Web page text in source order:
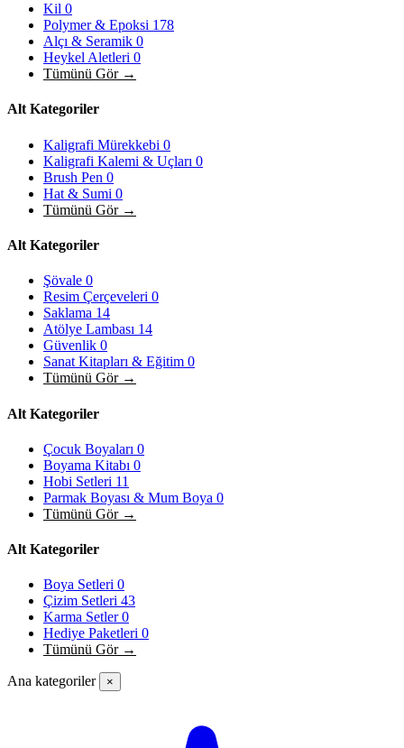
Kil 0
Polymer & Epoksi 178
Alçı & Seramik 0
Heykel Aletleri 0
Tümünü Gör →
Alt Kategoriler
Kaligrafi Mürekkebi 0
Kaligrafi Kalemi & Uçları 0
Brush Pen 0
Hat & Sumi 0
Tümünü Gör →
Alt Kategoriler
Şövale 0
Resim Çerçeveleri 0
Saklama 14
Atölye Lambası 14
Güvenlik 0
Sanat Kitapları & Eğitim 0
Tümünü Gör →
Alt Kategoriler
Çocuk Boyaları 0
Boyama Kitabı 0
Hobi Setleri 11
Parmak Boyası & Mum Boya 0
Tümünü Gör →
Alt Kategoriler
Boya Setleri 0
Çizim Setleri 43
Karma Setler0
Hediye Paketleri 0
Tümünü Gör →
Ana kategoriler ×